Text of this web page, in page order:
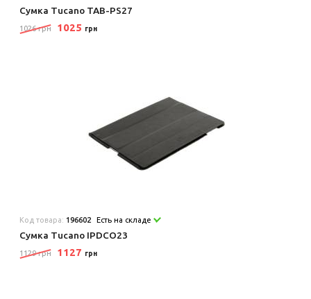
Сумка Tucano TAB-PS27
1026 грн 1025 грн
Код товара: 196602 Есть на складе
Сумка Tucano IPDCO23
1129 грн 1127 грн